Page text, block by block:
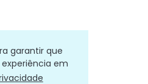
garantir que
em